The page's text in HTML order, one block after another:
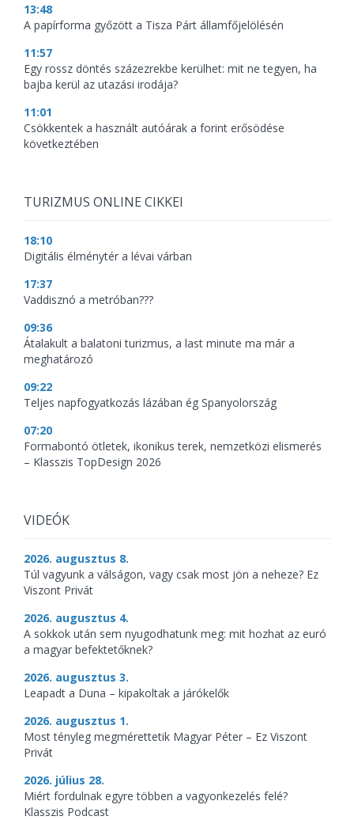
13:48
A papírforma győzött a Tisza Párt államfőjelölésén
11:57
Egy rossz döntés százezrekbe kerülhet: mit ne tegyen, ha
bajba kerül az utazási irodája?
11:01
Csökkentek a használt autóárak a forint erősödése
következtében
TURIZMUS ONLINE CIKKEI
18:10
Digitális élménytér a lévai várban
17:37
Vaddisznó a metróban???
09:36
Átalakult a balatoni turizmus, a last minute ma már a
meghatározó
09:22
Teljes napfogyatkozás lázában ég Spanyolország
07:20
Formabontó ötletek, ikonikus terek, nemzetközi elismerés
– Klasszis TopDesign 2026
VIDEÓK
2026. augusztus 8.
Túl vagyunk a válságon, vagy csak most jön a neheze? Ez
Viszont Privát
2026. augusztus 4.
A sokkok után sem nyugodhatunk meg: mit hozhat az euró
a magyar befektetőknek?
2026. augusztus 3.
Leapadt a Duna – kipakoltak a járókelők
2026. augusztus 1.
Most tényleg megmérettetik Magyar Péter – Ez Viszont
Privát
2026. július 28.
Miért fordulnak egyre többen a vagyonkezelés felé?
Klasszis Podcast